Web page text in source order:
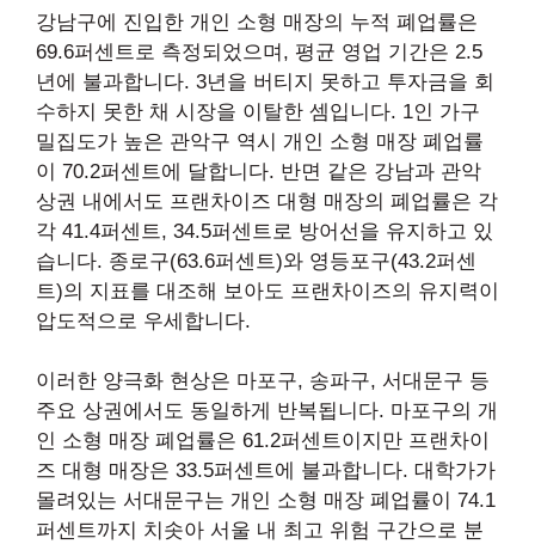
강남구에 진입한 개인 소형 매장의 누적 폐업률은
69.6퍼센트로 측정되었으며, 평균 영업 기간은 2.5
년에 불과합니다. 3년을 버티지 못하고 투자금을 회
수하지 못한 채 시장을 이탈한 셈입니다. 1인 가구
밀집도가 높은 관악구 역시 개인 소형 매장 폐업률
이 70.2퍼센트에 달합니다. 반면 같은 강남과 관악
상권 내에서도 프랜차이즈 대형 매장의 폐업률은 각
각 41.4퍼센트, 34.5퍼센트로 방어선을 유지하고 있
습니다. 종로구(63.6퍼센트)와 영등포구(43.2퍼센
트)의 지표를 대조해 보아도 프랜차이즈의 유지력이
압도적으로 우세합니다.
이러한 양극화 현상은 마포구, 송파구, 서대문구 등
주요 상권에서도 동일하게 반복됩니다. 마포구의 개
인 소형 매장 폐업률은 61.2퍼센트이지만 프랜차이
즈 대형 매장은 33.5퍼센트에 불과합니다. 대학가가
몰려있는 서대문구는 개인 소형 매장 폐업률이 74.1
퍼센트까지 치솟아 서울 내 최고 위험 구간으로 분